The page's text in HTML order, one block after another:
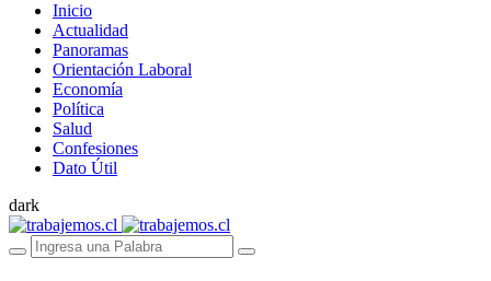
Inicio
Actualidad
Panoramas
Orientación Laboral
Economía
Política
Salud
Confesiones
Dato Útil
dark